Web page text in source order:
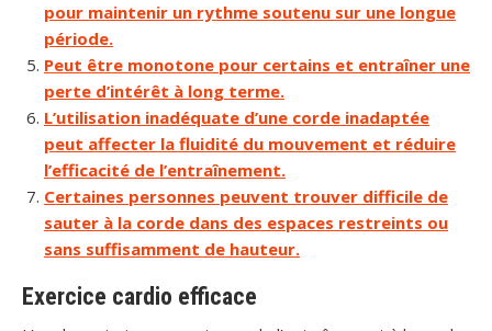
pour maintenir un rythme soutenu sur une longue
période.
Peut être monotone pour certains et entraîner une
perte d’intérêt à long terme.
L’utilisation inadéquate d’une corde inadaptée
peut affecter la fluidité du mouvement et réduire
l’efficacité de l’entraînement.
Certaines personnes peuvent trouver difficile de
sauter à la corde dans des espaces restreints ou
sans suffisamment de hauteur.
Exercice cardio efficace